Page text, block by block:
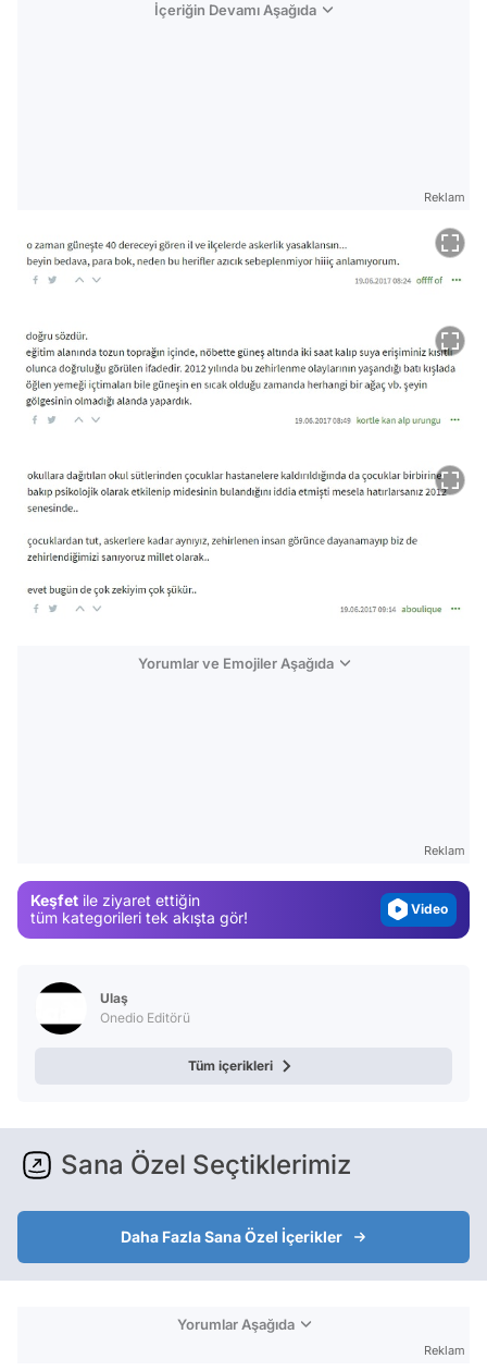
İçeriğin Devamı Aşağıda
Reklam
Yorumlar ve Emojiler Aşağıda
Reklam
Keşfet ile ziyaret ettiğin
tüm kategorileri tek akışta gör!
Video
Ulaş
Onedio Editörü
Tüm içerikleri
Sana Özel Seçtiklerimiz
Daha Fazla Sana Özel İçerikler
Yorumlar Aşağıda
Reklam